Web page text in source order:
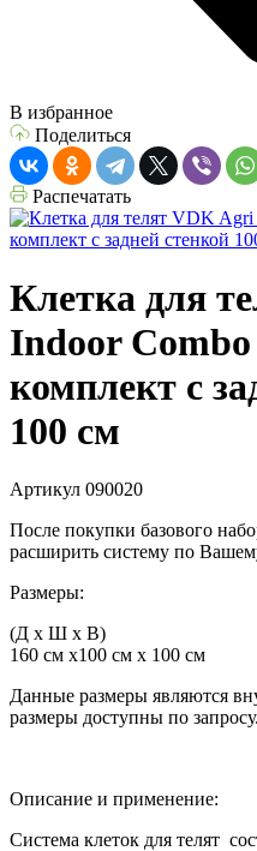
В избранное
Поделиться
Распечатать
Клетка для
Indoor
комплект с
100 см
Артикул 090020
После покупки базового
расширить систему по
Размеры:
(Д x Ш x В)
160 см х100 см х 100 см
Данные размеры являются
размеры доступны по запросу.
Описание и применение:
Система клеток для телят